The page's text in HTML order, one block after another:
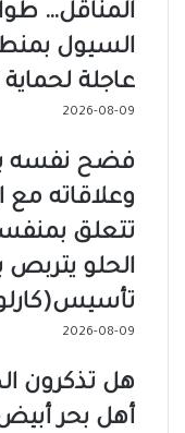
المناقل…
السيول
عاجلة
2026-08-09
فضح نفسه
وعلاقاته
تتعلق
الحلو يتربص
2026-08-09
هل تذكرون
أهل بحر